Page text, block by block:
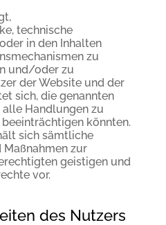
technische
in den Inhalten
zu
und/oder zu
der Website und der
sich, die genannten
Handlungen zu
könnten.
sich sämtliche
zur
geistigen und
vor.
des Nutzers